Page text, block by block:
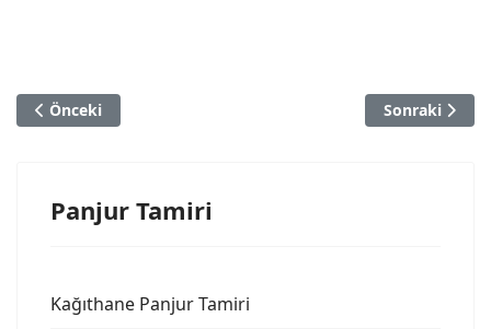
Önceki Makale: Büyükçekmece Panjur Tamiri
Önceki Sonraki
Sonraki
Panjur Tamiri
Kağıthane Panjur Tamiri